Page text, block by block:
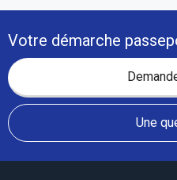
Votre démarche
Une